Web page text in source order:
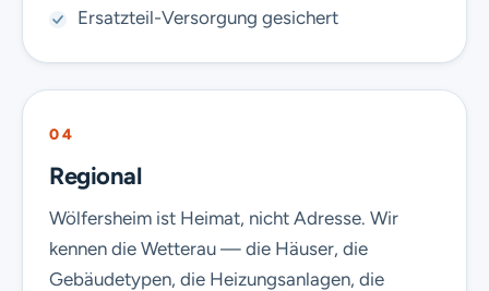
Ersatzteil-Versorgung gesichert
04
Regional
Wölfersheim ist Heimat, nicht Adresse. Wir
kennen die Wetterau — die Häuser, die
Gebäudetypen, die Heizungsanlagen, die